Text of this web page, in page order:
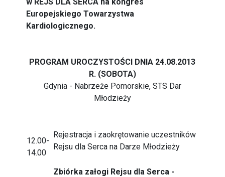
Europejskiego Towarzystwa
Kardiologicznego.
PROGRAM UROCZYSTOŚCI DNIA 24.08.2013
R. (SOBOTA)
Gdynia - Nabrzeże Pomorskie, STS Dar
Młodzieży
12.00-
14.00
Rejestracja i zaokrętowanie uczestników
Rejsu dla Serca na Darze Młodzieży
Zbiórka załogi Rejsu dla Serca -